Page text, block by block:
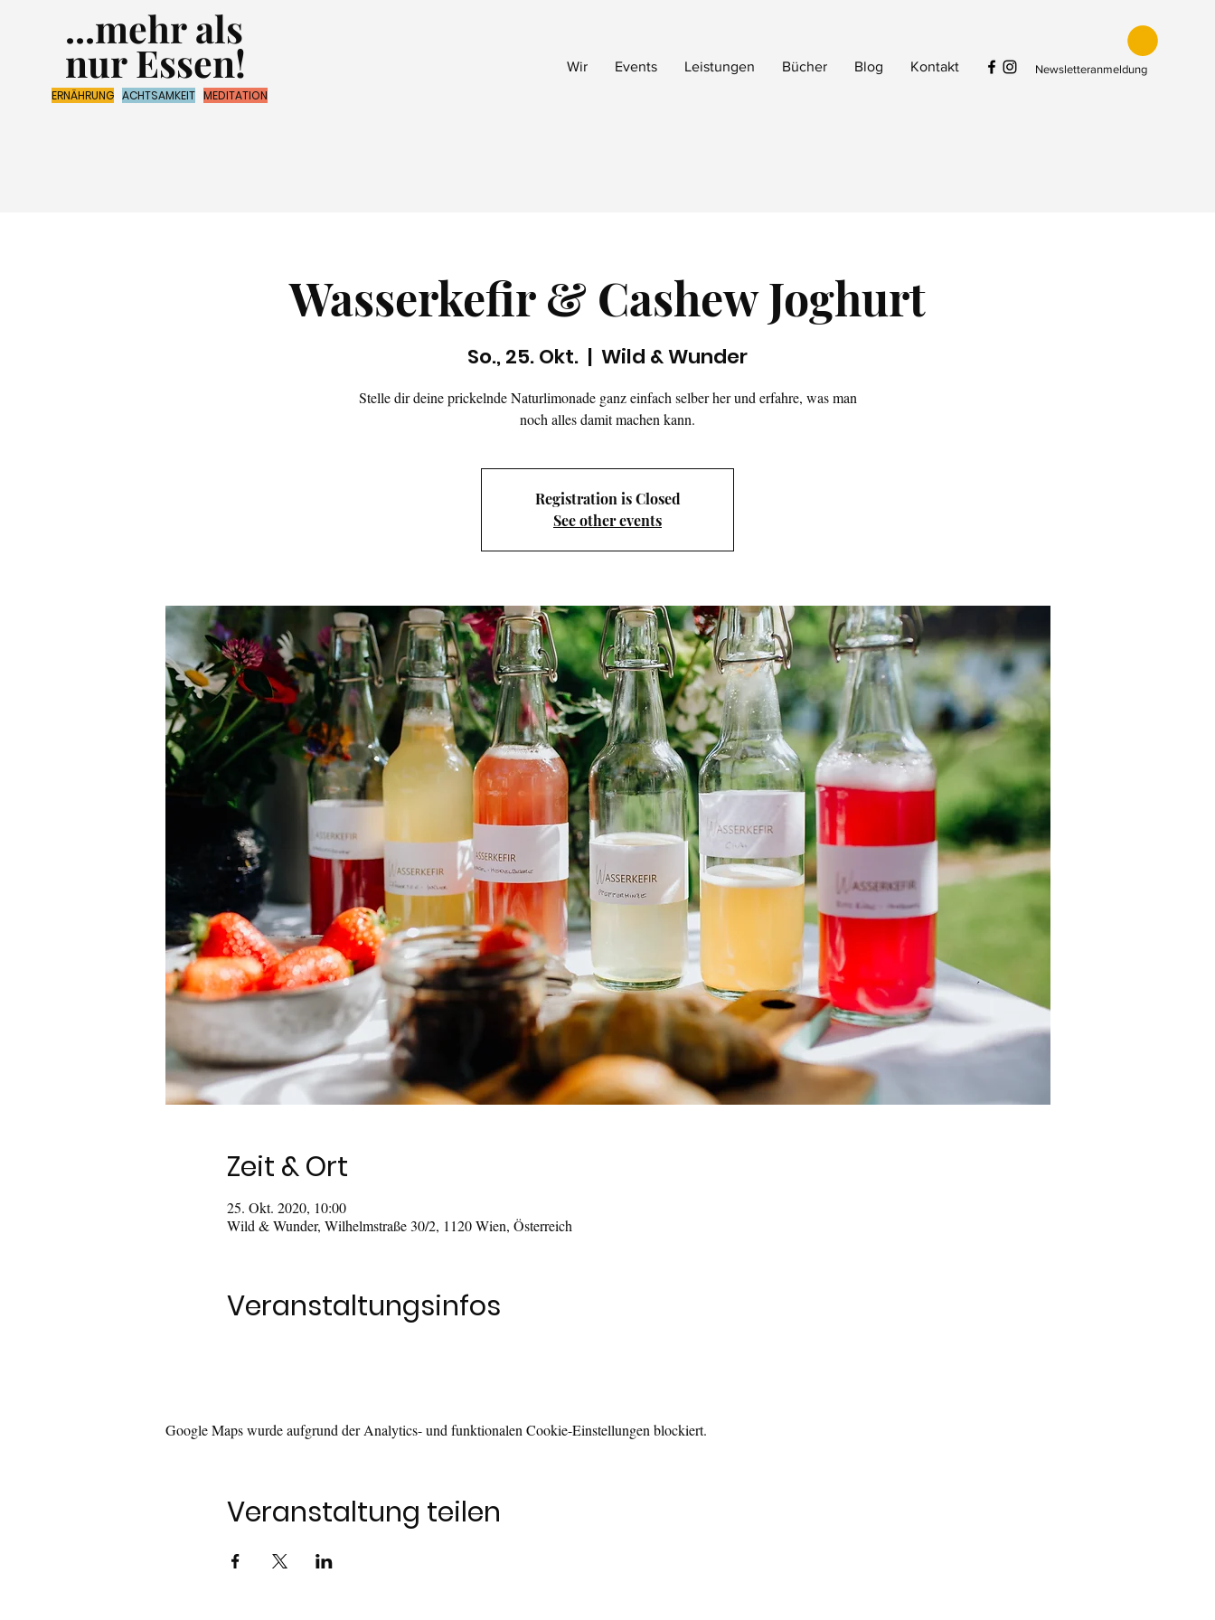
...mehr als
nur Essen!
ERNÄHRUNG ACHTSAMKEIT MEDITATION
Wir Events Leistungen Bücher Blog Kontakt Newsletteranmeldung
Wasserkefir & Cashew Joghurt
So., 25. Okt.
  |
Wild & Wunder
Stelle dir deine prickelnde Naturlimonade ganz einfach selber her und erfahre, was man
noch alles damit machen kann.
Registration is Closed
See other events
Zeit & Ort
25. Okt. 2020, 10:00
Wild & Wunder, Wilhelmstraße 30/2, 1120 Wien, Österreich
Veranstaltungsinfos
Google Maps wurde aufgrund der Analytics- und funktionalen Cookie-Einstellungen blockiert.
Veranstaltung teilen